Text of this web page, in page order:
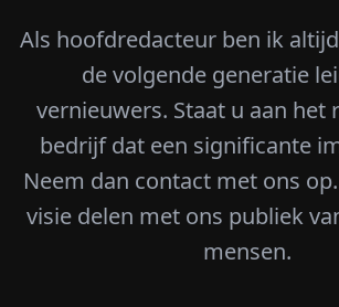
Als hoofdredacteur ben ik
de volgende generatie
vernieuwers. Staat u aan het
bedrijf dat een significante
Neem dan contact met ons
visie delen met ons publiek
mensen.